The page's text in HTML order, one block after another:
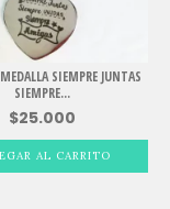
SIEMPRE JUNTAS
SIEMPRE...
$25.000